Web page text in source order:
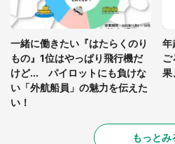
一緒に働きたい『はたらくのり
もの』1位はやっぱり飛行機だ
けど... パイロットにも負けな
い「外航船員」の魅力を伝えた
い！
年
果
もっとみ